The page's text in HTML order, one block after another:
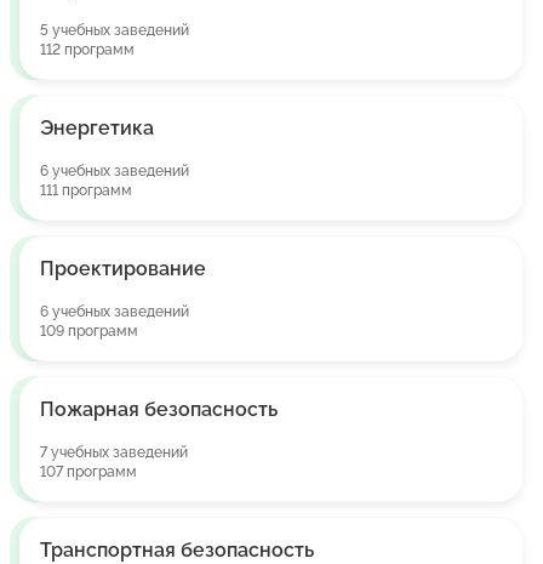
5 учебных заведений
112 программ
Энергетика
6 учебных заведений
111 программ
Проектирование
6 учебных заведений
109 программ
Пожарная безопасность
7 учебных заведений
107 программ
Транспортная безопасность